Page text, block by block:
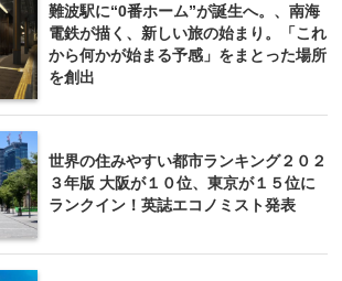
難波駅に“0番ホーム”が誕生へ。、南海
電鉄が描く、新しい旅の始まり。「これ
から何かが始まる予感」をまとった場所
を創出
世界の住みやすい都市ランキング２０２
３年版 大阪が１０位、東京が１５位に
ランクイン！英誌エコノミスト発表